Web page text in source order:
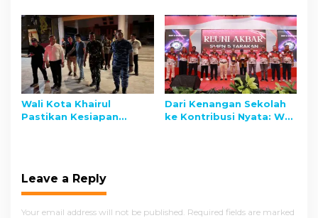
n
Tingkatkan Skor TOEFL
Pemuda Daerah
Perkuat Kolaborasi
Informasi Konstruktif
Wali Kota Khairul
Pastikan Kesiapan
Dari Kenangan Sekolah
ke Kontribusi Nyata: Wali
Leave a Reply
Your email address will not be published. Required fields are marked